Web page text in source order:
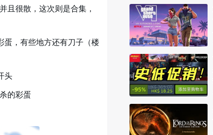
且很散，这次则是合集，
，有些地方还有刀子（楼
头
的彩蛋